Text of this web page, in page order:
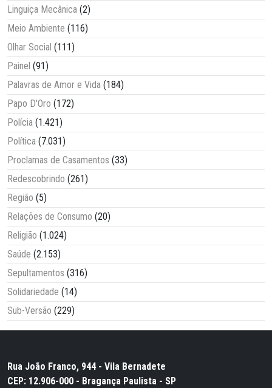
Linguiça Mecânica (2)
Meio Ambiente (116)
Olhar Social (111)
Painel (91)
Palavras de Amor e Vida (184)
Papo D'Oro (172)
Polícia (1.421)
Política (7.031)
Proclamas de Casamentos (33)
Redescobrindo (261)
Região (5)
Relações de Consumo (20)
Religião (1.024)
Saúde (2.153)
Sepultamentos (316)
Solidariedade (14)
Sub-Versão (229)
Rua João Franco, 944 - Vila Bernadete
CEP: 12.906-000 - Bragança Paulista - SP